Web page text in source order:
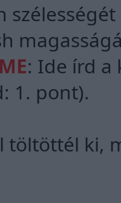
: Ide írd a
1. pont).
töltöttél ki,